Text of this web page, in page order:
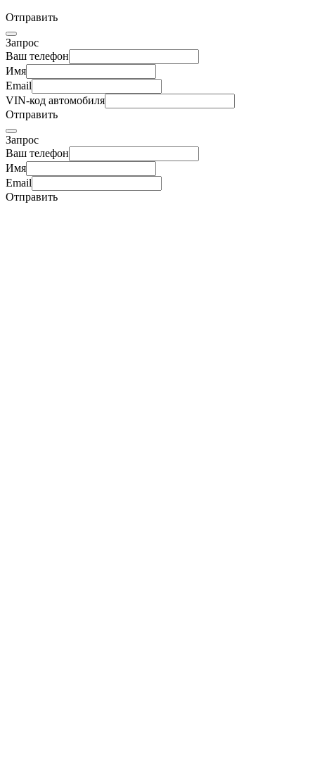
Отправить
Запрос
Ваш телефон
Имя
Email
VIN-код автомобиля
Отправить
Запрос
Ваш телефон
Имя
Email
Отправить